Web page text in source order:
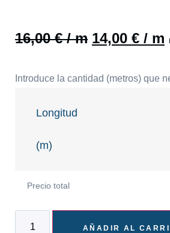
16,00€/ m 14,00 € / m
Introduce la cantidad (metros) que
Longitud
(m)
Precio total
AÑADIR AL